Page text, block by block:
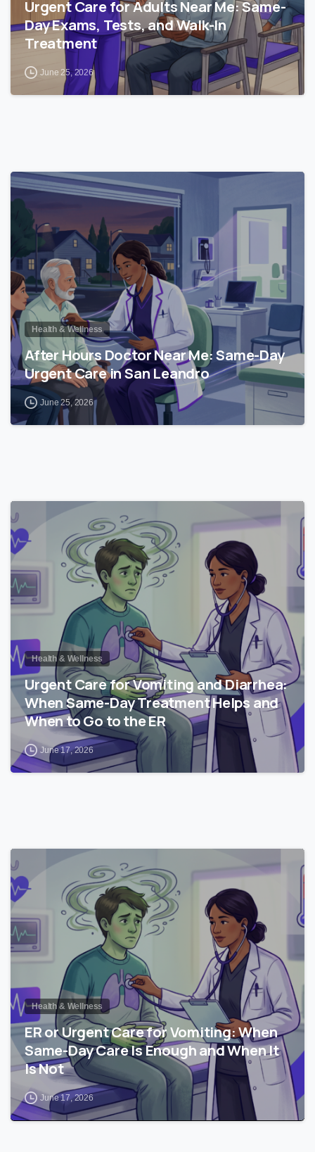
Urgent Care for Adults Near Me: Same-
Day Exams, Tests, and Walk-In
Treatment
June 25, 2026
Health & Wellness
After Hours Doctor Near Me: Same-Day
Urgent Care in San Leandro
June 25, 2026
Health & Wellness
Urgent Care for Vomiting and Diarrhea:
When Same-Day Treatment Helps and
When to Go to the ER
June 17, 2026
Health & Wellness
ER or Urgent Care for Vomiting: When
Same-Day Care Is Enough and When It
Is Not
June 17, 2026